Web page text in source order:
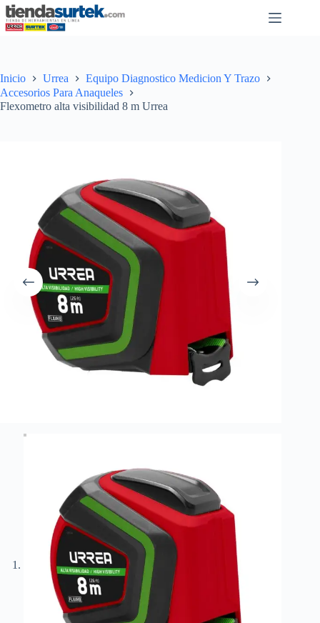
Saltar
al
contenido
Inicio Urrea
Equipo Diagnostico Medicion Y Trazo
Accesorios Para Anaqueles
Flexometro alta visibilidad 8 m Urrea